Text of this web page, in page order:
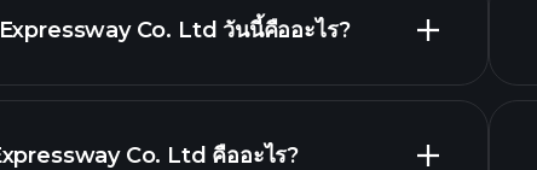
Co. Ltd วันนี้คืออะไร?
Co. Ltd คืออะไร?